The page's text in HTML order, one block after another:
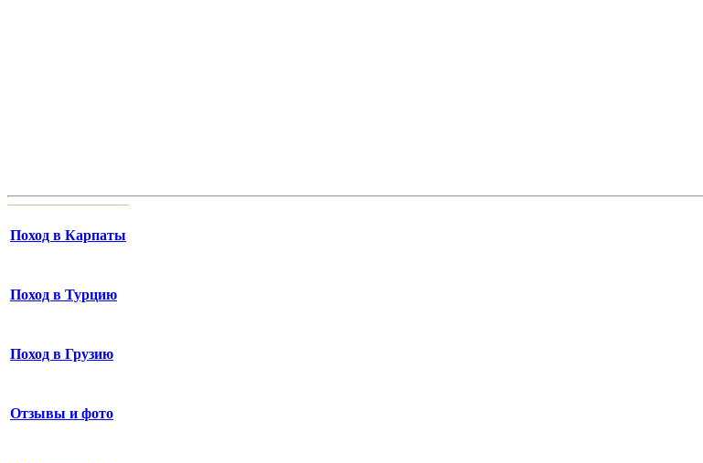
Поход в Карпаты
Поход в Турцию
Поход в Грузию
Отзывы и фото